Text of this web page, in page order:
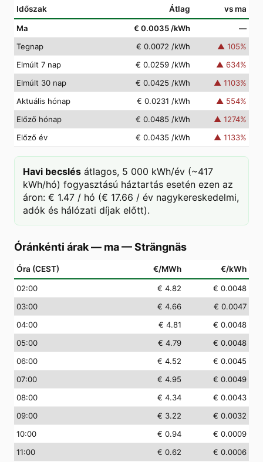
Időszak Átlag vs ma
Ma € 0.0035 /kWh
—
Tegnap
€ 0.0072 /kWh ▲ 105%
Elmúlt 7 nap
€ 0.0259 /kWh ▲ 634%
Elmúlt 30 nap
€ 0.0425 /kWh ▲ 1103%
Aktuális hónap
€ 0.0231 /kWh ▲ 554%
Előző hónap
€ 0.0485 /kWh ▲ 1274%
Előző év
€ 0.0435 /kWh ▲ 1133%
Havi becslés átlagos, 5 000 kWh/év (~417
kWh/hó) fogyasztású háztartás esetén ezen az
áron: € 1.47 / hó (€ 17.66 / év nagykereskedelmi,
adók és hálózati díjak előtt).
Óránkénti árak — ma—Strängnäs
Óra (CEST) €/MWh €/kWh
02:00 € 4.82
€ 0.0048
03:00 € 4.66
€ 0.0047
04:00 € 4.81
€ 0.0048
05:00 € 4.79
€ 0.0048
06:00 € 4.52
€ 0.0045
07:00 € 4.95
€ 0.0049
08:00 € 4.34
€ 0.0043
09:00 € 3.22
€ 0.0032
10:00 € 0.94
€ 0.0009
11:00 € 0.62
€ 0.0006